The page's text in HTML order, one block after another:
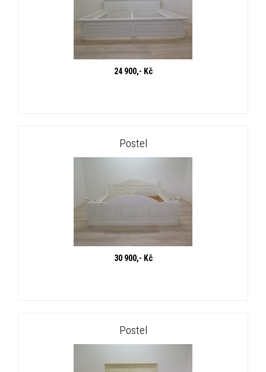
24 900,- Kč
Postel
30 900,- Kč
Postel